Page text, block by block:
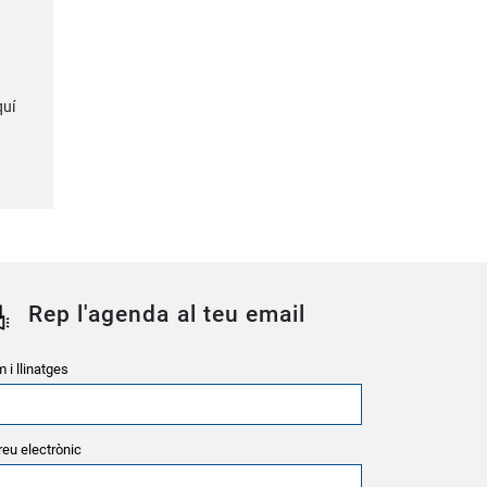
Rep l'agenda al teu email
i llinatges
electrònic